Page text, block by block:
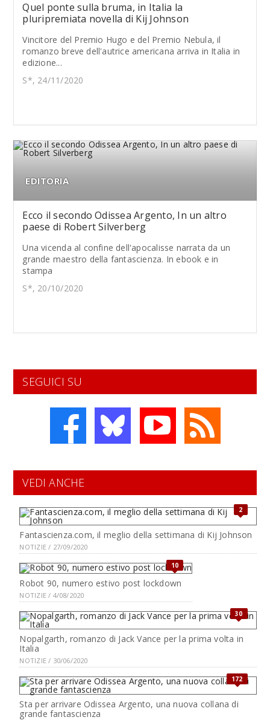
Quel ponte sulla bruma, in Italia la
pluripremiata novella di Kij Johnson
Vincitore del Premio Hugo e del Premio Nebula, il
romanzo breve dell'autrice americana arriva in Italia in
edizione...
S*, 24/11/2020
EDITORIA
Ecco il secondo Odissea Argento, In un altro
paese di Robert Silverberg
Una vicenda al confine dell'apocalisse narrata da un
grande maestro della fantascienza. In ebook e in
stampa
S*, 20/10/2020
SEGUICI SU
VEDI ANCHE
2
Fantascienza.com, il meglio della settimana di Kij Johnson
NOTIZIE / 27/09/2020
10
Robot 90, numero estivo post lockdown
NOTIZIE / 4/08/2020
30
Nopalgarth, romanzo di Jack Vance per la prima volta in
Italia
NOTIZIE / 30/06/2020
172
Sta per arrivare Odissea Argento, una nuova collana di
grande fantascienza